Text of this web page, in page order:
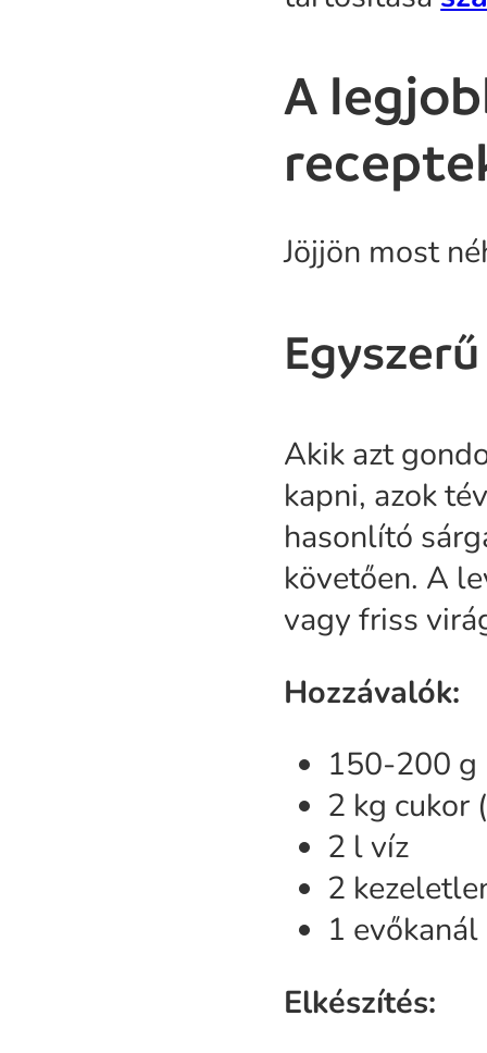
A
Jöjjön most
Akik azt
kapni, azok
hasonlító
követően. A
vagy friss
Hozzávalók:
150-200
2 kg cukor
2 l víz
2
1
Elkészítés: